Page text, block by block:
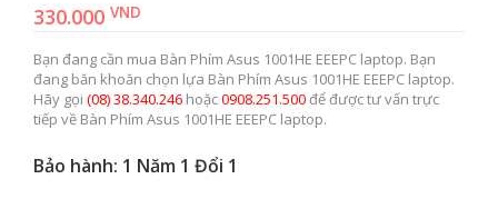
330.000 VND
Bạn đang cần mua Bàn Phím Asus 1001HE EEEPC laptop. Bạn
đang băn khoăn chọn lựa Bàn Phím Asus 1001HE EEEPC laptop.
Hãy gọi (08) 38.340.246 hoặc0908.251.500để được tư vấn trực
tiếp về Bàn Phím Asus 1001HE EEEPC laptop.
Bảo hành: 1 Năm 1 Đổi 1